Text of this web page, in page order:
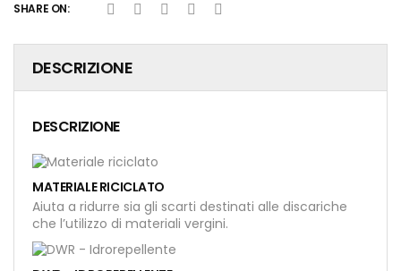
SHARE ON:
DESCRIZIONE
DESCRIZIONE
MATERIALE RICICLATO
Aiuta a ridurre sia gli scarti destinati alle discariche
che l’utilizzo di materiali vergini.